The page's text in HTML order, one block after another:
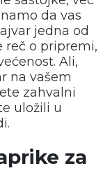
da vas
jedna od
reč o pripremi,
Ali,
na vašem
zahvalni
uložili u
za